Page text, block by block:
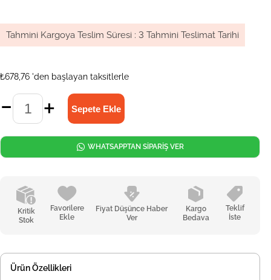
Tahmini Kargoya Teslim Süresi : 3 Tahmini Teslimat Tarihi
₺678,76 'den başlayan taksitlerle
Kritik
Stok
Favorilere
Ekle
Fiyat Düşünce Haber
Ver
Kargo
Bedava
Teklif
İste
WHATSAPPTAN SİPARİŞ VER
Ürün Özellikleri